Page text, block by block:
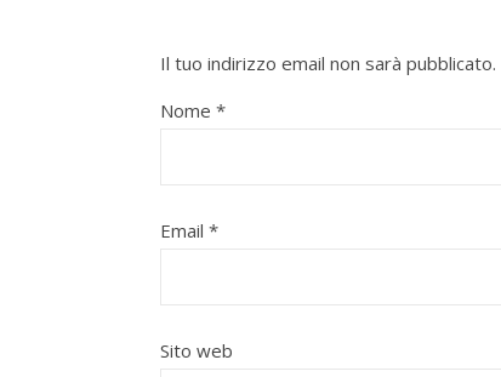
Il tuo indirizzo email non sarà pubblicato.
Nome *
Email *
Sito web